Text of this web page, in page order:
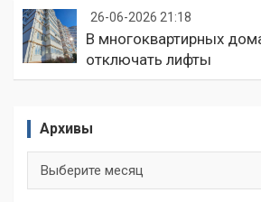
26-06-2026 21:18
В многоквартирных
отключать лифты
Архивы